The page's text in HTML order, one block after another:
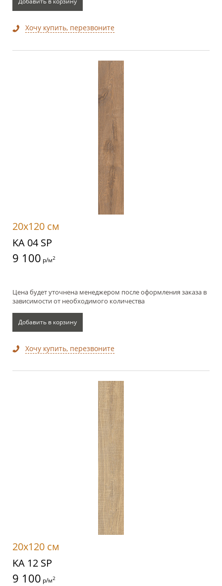
Хочу купить, перезвоните
20x120 см
KA 04 SP
9 100 р/м2
Цена будет уточнена менеджером после оформления заказа в
зависимости от необходимого количества
Добавить в корзину
Хочу купить, перезвоните
20x120 см
KA 12 SP
9 100 р/м2